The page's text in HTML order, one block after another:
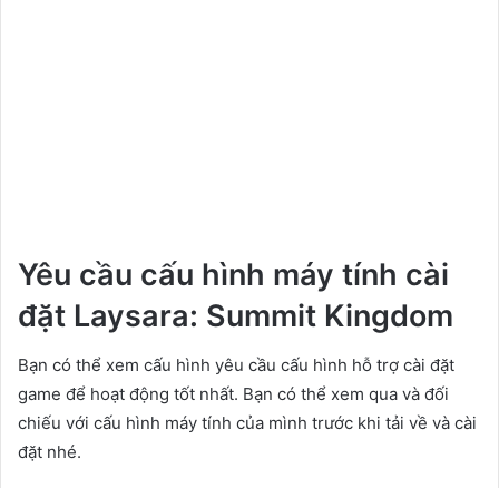
Yêu cầu cấu hình máy tính cài
đặt Laysara: Summit Kingdom
Bạn có thể xem cấu hình yêu cầu cấu hình hỗ trợ cài đặt
game để hoạt động tốt nhất. Bạn có thể xem qua và đối
chiếu với cấu hình máy tính của mình trước khi tải về và cài
đặt nhé.